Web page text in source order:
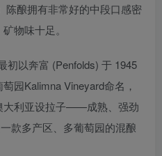
陈酿拥有非常好的中段口感密
物味十足。
初以奔富 (Penfolds) 于 1945
园Kalimna Vineyard命名，
大利亚设拉子——成熟、强劲
款多产区、多葡萄园的混酿